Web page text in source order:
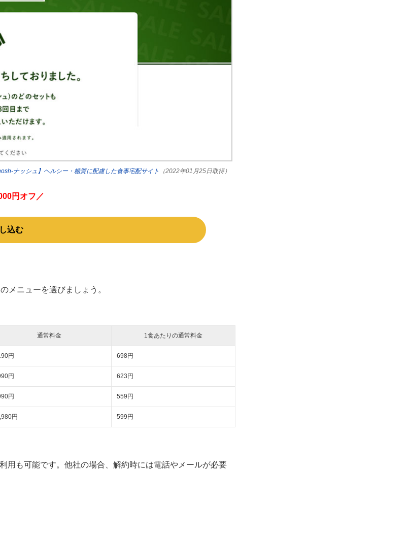
ナッシュ】ヘルシー・糖質に配慮した食事宅配サイト （2022年01月25日取得）
円オフ／
込む
メニューを選びましょう。
通常料金 1食あたりの通常料金
円 698円
円 623円
円 559円
円 599円
用も可能です。他社の場合、解約時には電話やメールが必要